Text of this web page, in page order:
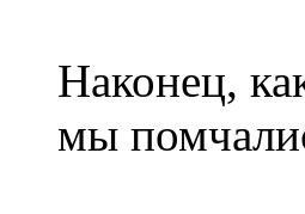
Наконец,
мы